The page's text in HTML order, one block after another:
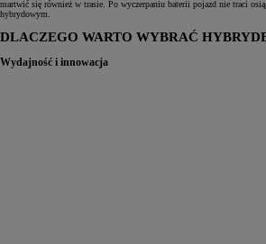
martwić się również w trasie. Po wyczerpaniu baterii pojazd nie traci
hybrydowym.
DLACZEGO WARTO WYBRAĆ
Wydajność i innowacja